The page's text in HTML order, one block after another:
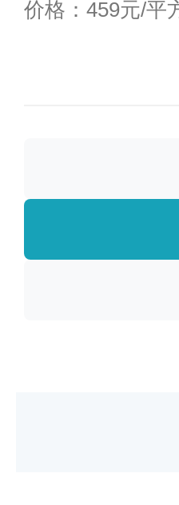
价格：459元/平